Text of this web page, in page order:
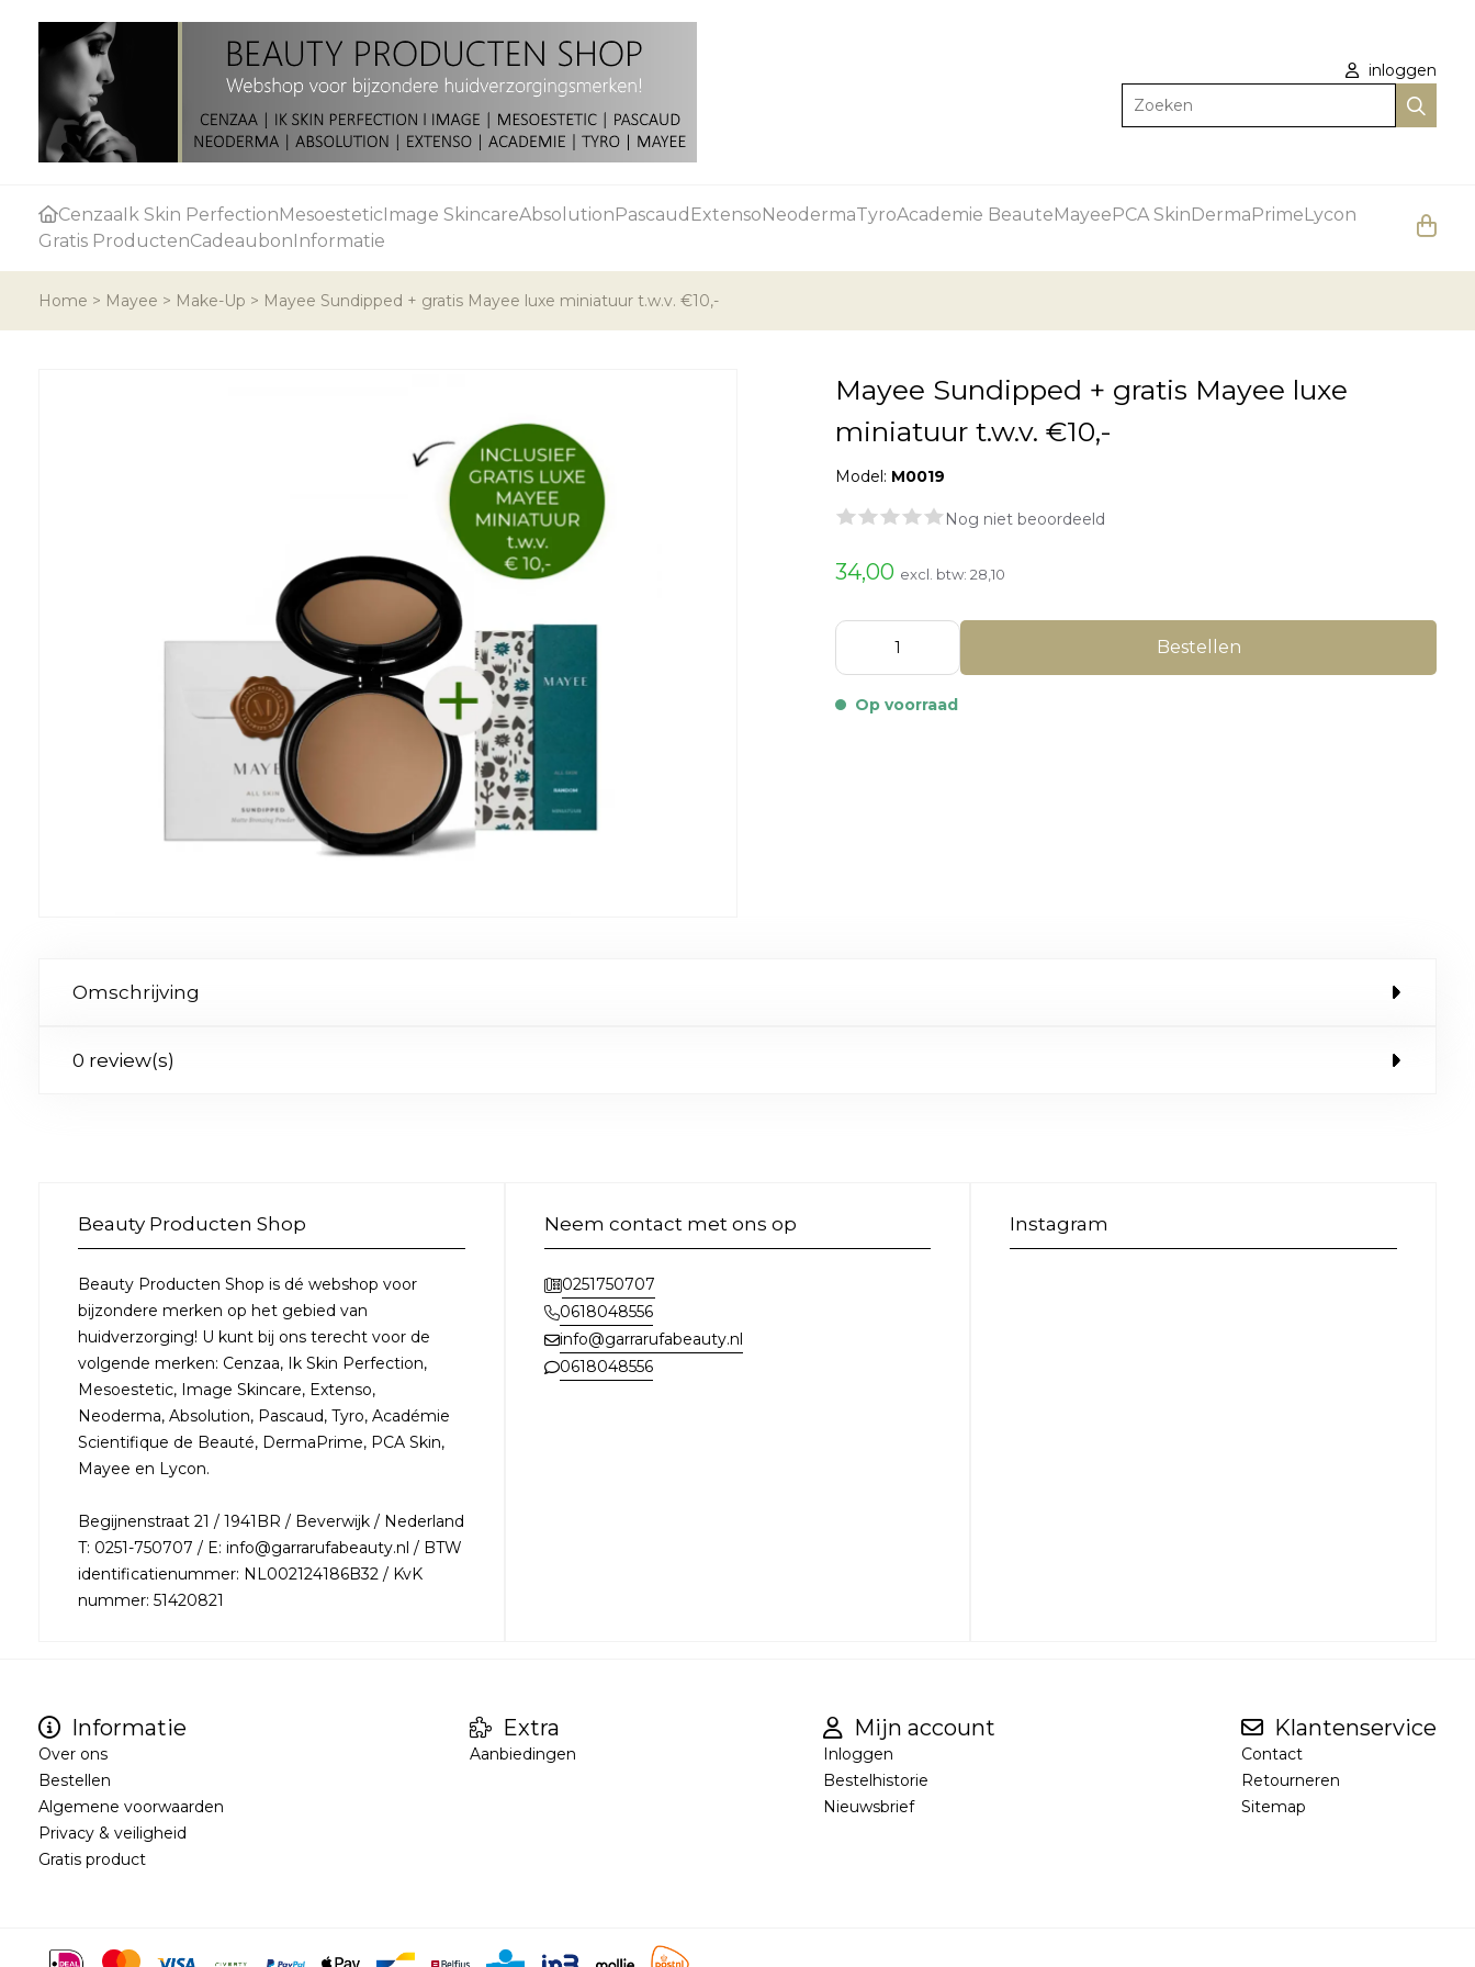
inloggen
Zoeken
CenzaaIk Skin PerfectionMesoesteticImage SkincareAbsolutionPascaud ExtensoNeodermaTyroAcademie BeauteMayeePCA SkinDermaPrimeLycon
Gratis ProductenCadeaubonInformatie
Home > Mayee > Make-Up > Mayee Sundipped + gratis Mayee luxe miniatuur t.w.v. €10,-
Mayee Sundipped + gratis Mayee luxe
miniatuur t.w.v. €10,-
Model: M0019
Nog niet beoordeeld
34,00 excl. btw:28,10
Bestellen
Op voorraad
Omschrijving
0 review(s)
Beauty Producten Shop
Beauty Producten Shop is dé webshop voor
bijzondere merken op het gebied van
huidverzorging! U kunt bij ons terecht voor de
volgende merken: Cenzaa, Ik Skin Perfection,
Mesoestetic, Image Skincare, Extenso,
Neoderma, Absolution, Pascaud, Tyro, Académie
Scientifique de Beauté, DermaPrime, PCA Skin,
Mayee en Lycon.
Begijnenstraat 21 / 1941BR / Beverwijk / Nederland
T: 0251-750707 / E: info@garrarufabeauty.nl / BTW
identificatienummer: NL002124186B32 / KvK
nummer: 51420821
Neem contact met ons op
0251750707
0618048556
info@garrarufabeauty.nl
0618048556
Instagram
Informatie
Over ons
Bestellen
Algemene voorwaarden
Privacy & veiligheid
Gratis product
Extra
Aanbiedingen
Mijn account
Inloggen
Bestelhistorie
Nieuwsbrief
Klantenservice
Contact
Retourneren
Sitemap